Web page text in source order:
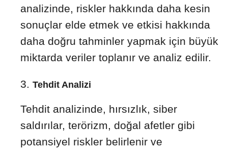
analizinde, riskler hakkında daha kesin
sonuçlar elde etmek ve etkisi hakkında
daha doğru tahminler yapmak için büyük
miktarda veriler toplanır ve analiz edilir.
Tehdit Analizi
Tehdit analizinde, hırsızlık, siber
saldırılar, terörizm, doğal afetler gibi
potansiyel riskler belirlenir ve